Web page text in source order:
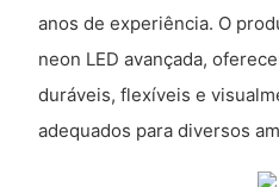
anos de experiência. O
neon LED avançada,
duráveis, flexíveis e
adequados para diversos